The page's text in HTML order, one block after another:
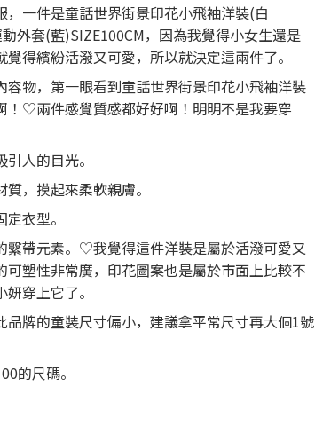
一件是童話世界街景印花小飛袖洋裝(白
外套(藍)SIZE100CM，因為我覺得小女生還是
得繽紛活潑又可愛，所以就決定這兩件了。
物，第一眼看到童話世界街景印花小飛袖洋裝
！♡兩件感覺質感都好好啊！明明不是我要穿
人的目光。
，摸起來柔軟親膚。
衣型。
帶元素。♡我覺得這件洋裝是屬於活潑可愛又
塑性非常廣，印花圖案也是屬於市面上比較不
穿上它了。
牌的童裝尺寸偏小，建議拿平常尺寸再大個1號
的尺碼。